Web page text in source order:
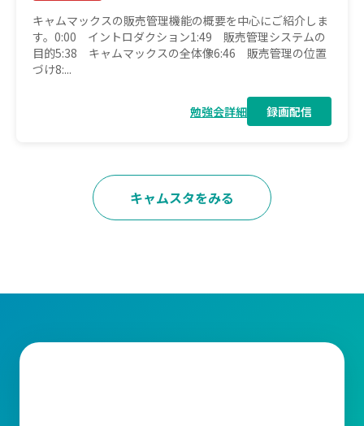
キャムマックスの販売管理機能の概要を中心にご紹介しま
す。0:00 イントロダクション1:49 販売管理システムの
目的5:38 キャムマックスの全体像6:46 販売管理の位置
づけ8:...
勉強会詳細 録画配信
キャムスタをみる